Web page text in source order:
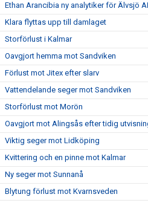
Ethan Arancibia ny analytiker för Älvsjö
Klara flyttas upp till damlaget
Storförlust i Kalmar
Oavgjort hemma mot Sandviken
Förlust mot Jitex efter slarv
Vattendelande seger mot Sandviken
Storförlust mot Morön
Oavgjort mot Alingsås efter tidig
Viktig seger mot Lidköping
Kvittering och en pinne mot Kalmar
Ny seger mot Sunnanå
Blytung förlust mot Kvarnsveden